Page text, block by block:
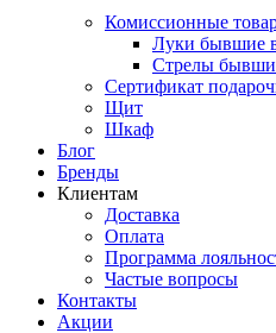
Комиссионные
Луки бывшие
Стрелы
Сертификат
Щит
Шкаф
Блог
Бренды
Клиентам
Доставка
Оплата
Программа
Частые вопросы
Контакты
Акции